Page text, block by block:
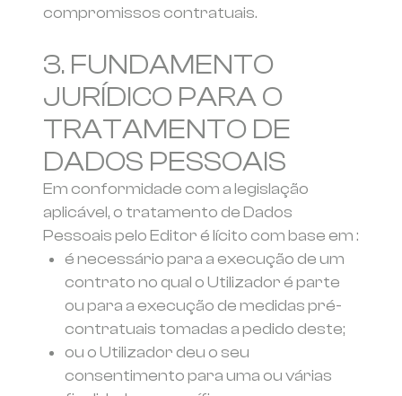
compromissos contratuais.
3. FUNDAMENTO
JURÍDICO PARA O
TRATAMENTO DE
DADOS PESSOAIS
Em conformidade com a legislação
aplicável, o tratamento de Dados
Pessoais pelo Editor é lícito com base em :
é necessário para a execução de um
contrato no qual o Utilizador é parte
ou para a execução de medidas pré-
contratuais tomadas a pedido deste;
ou o Utilizador deu o seu
consentimento para uma ou várias